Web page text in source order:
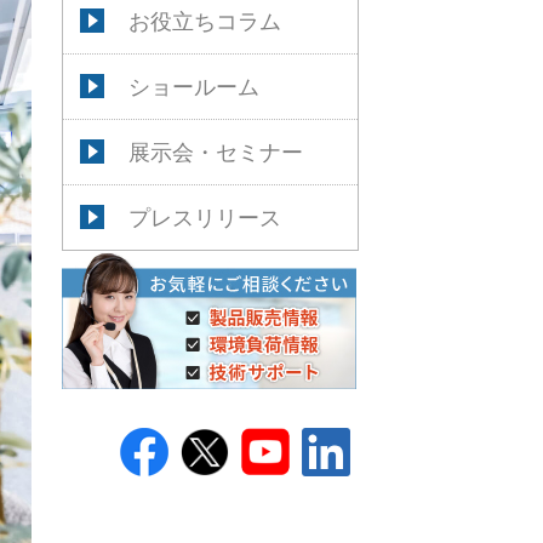
お役立ちコラム
ショールーム
展示会・セミナー
プレスリリース